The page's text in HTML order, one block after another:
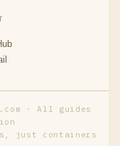
· All guides
just containers